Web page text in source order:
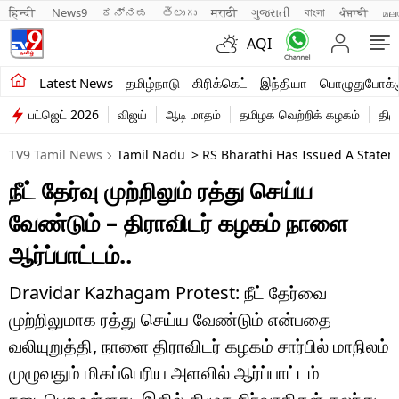
हिन्दी News9 ಕನ್ನಡ తెలుగు मराठी ગુજરાતી বাংলা ਪੰਜਾਬੀ
AQI
Latest News தமிழ்நாடு கிரிக்கெட் இந்தியா
சமீபத்திய செய்திகள்
தமிழ்நாடு
இந்தியா
உலகம்
விளையாட்டு
பொழுதுபோக்கு
லைஃப்ஸ்டைல்
வணிகம்
பட்ஜெட் 2026 விஜய் ஆடி மாதம் தமிழக வெற்றிக் கழகம்
TV9 Tamil News Tamil Nadu > RS Bharathi Has Issued A
நீட் தேர்வு முற்றிலும் ரத்து செய்ய
வேண்டும் – திராவிடர் கழகம் நாளை
ஆர்ப்பாட்டம்..
Dravidar Kazhagam Protest: நீட் தேர்வை
முற்றிலுமாக ரத்து செய்ய வேண்டும் என்பதை
வலியுறுத்தி, நாளை திராவிடர் கழகம் சார்பில் மாநிலம்
முழுவதும் மிகப்பெரிய அளவில் ஆர்ப்பாட்டம்